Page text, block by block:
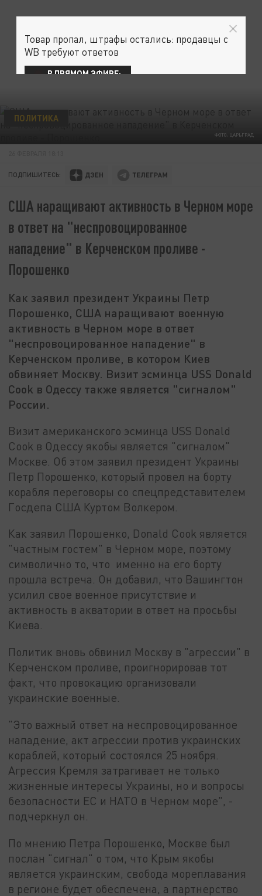
ФОТО: ЦАРЬГРАД
ПОЛИТИКА
ПОДПИШИТЕСЬ:
США наращивают активность в Черном море
в ответ на "неспровоцированное
нападение" в Керченском проливе -
Порошенко
Как заявил президент Украины Петр
Порошенко, США наращивают военную
активность в Черном море в ответ
"неспровоцированное нападение" в
Керченском проливе, в котором Киев
обвиняет Москву. Визит эсминца USS Donald
Cook в Одессу также является "сигналом"
России.
Визит американского эсминца USS Donald
Cook в Одессу якобы является "сигналом"
Москве. Об этом заявил президент Украины
Петр Порошенко, который провел на борту
корабля переговоры со спецпредставителем
Госдепа США Куртом Волкером.
Как заявил Порошенко, Donald Cook является
"частным гостем" в Черном море, поэтому
символично то, что именно на его борту
прошла встреча. Он добавил, что Вашингтон
усилил свое военное присутствие и
активность в акватории в ответ на просьбы
Киева.
Политик вновь обвинил Москву в "агрессии" в
Керченском проливе, проигнорировав тот
факт, что провокацию организовали
украинские военные.
"Это важный ответ на неспровоцированное
нападение, акт агрессии против украинских
кораблей, который состоялся 25 ноября.
Агрессия Кремля затрагивает не только
жизненные интересы Украины, но и вопросы
безопасности ЕС и НАТО в Черном море", -
подчеркнул он.
По мнению Петра Порошенко, Москве был
послан "сигнал" о том, что Крым якобы
является украинским, свобода мореплавания
в регионе будет обеспечена, а партнерство
Товар пропал, штрафы остались: продавцы с
WB требуют ответов
В ПРЯМОМ ЭФИРЕ: